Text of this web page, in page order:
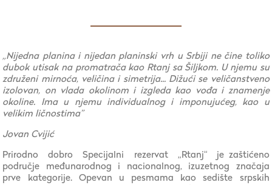
„Nijedna planina i nijedan planinski vrh u Srbiji ne čine toliko
dubok utisak na promatrača kao Rtanj sa Šiljkom. U njemu su
združeni mirnoća, veličina i simetrija... Dižući se veličanstveno
izolovan, on vlada okolinom i izgleda kao vođa i znamenje
okoline. Ima u njemu individualnog i imponujućeg, kao u
velikim ličnostima”
Jovan Cvijić
Prirodno dobro Specijalni rezervat „Rtanj“ je zaštićeno
područje međunarodnog i nacionalnog, izuzetnog značaja
prve kategorije. Opevan u pesmama kao sedište srpskih